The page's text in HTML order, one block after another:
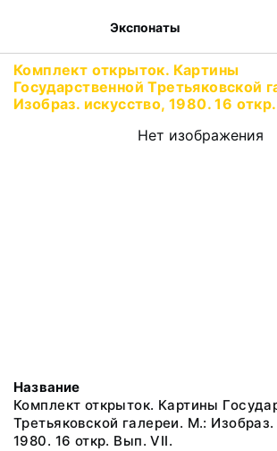
Экспонаты
Комплект открыток. Картины
Государственной Третьяковской
Изобраз. искусство, 1980. 16
Нет изображения
Название
Комплект открыток. Картины
Третьяковской галереи. М.: Изобраз.
1980. 16 откр. Вып. VII.